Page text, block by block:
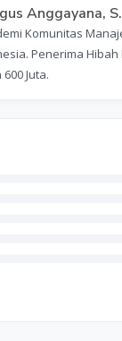
Anggayana,
Komunitas
Penerima Hibah
Juta.